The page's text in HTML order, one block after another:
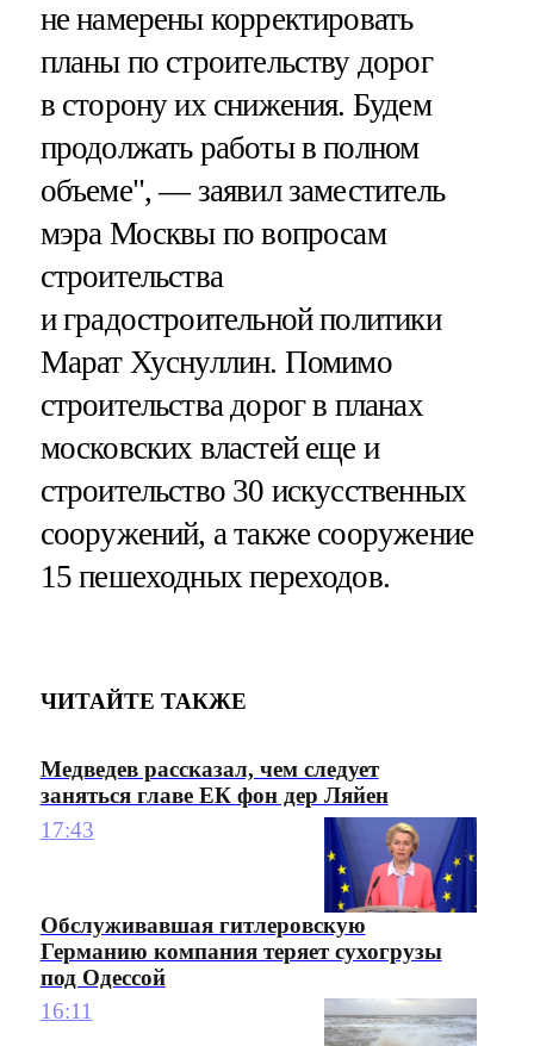
не намерены корректировать
планы по строительству дорог
в сторону их снижения. Будем
продолжать работы в полном
объеме", — заявил заместитель
мэра Москвы по вопросам
строительства
и градостроительной политики
Марат Хуснуллин. Помимо
строительства дорог в планах
московских властей еще и
строительство 30 искусственных
сооружений, а также сооружение
15 пешеходных переходов.
ЧИТАЙТЕ ТАКЖЕ
Медведев рассказал, чем следует
заняться главе ЕК фон дер Ляйен
17:43
Обслуживавшая гитлеровскую
Германию компания теряет сухогрузы
под Одессой
16:11